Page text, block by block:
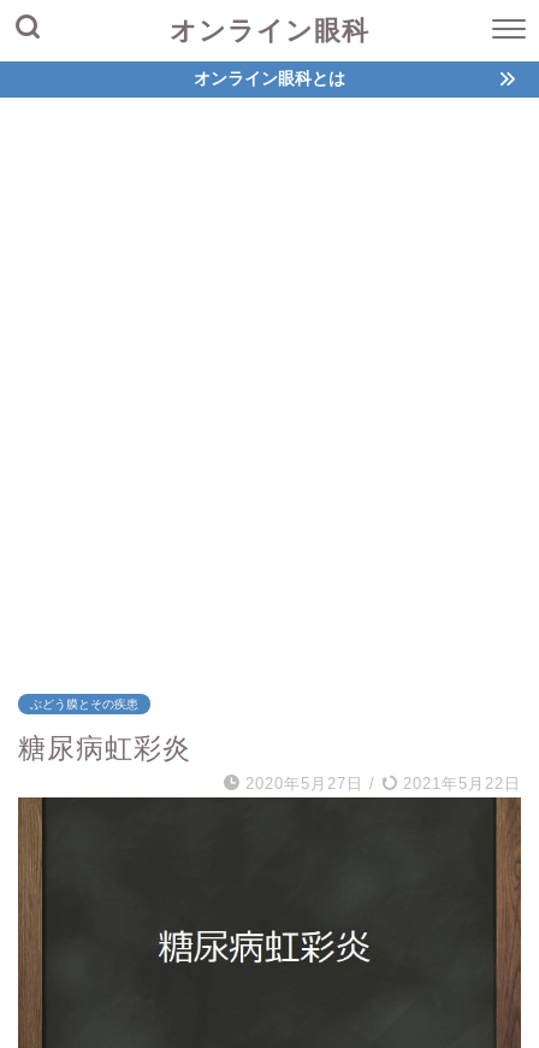
オンライン眼科
オンライン眼科とは
ぶどう膜とその疾患
糖尿病虹彩炎
2020年5月27日 / 2021年5月22日